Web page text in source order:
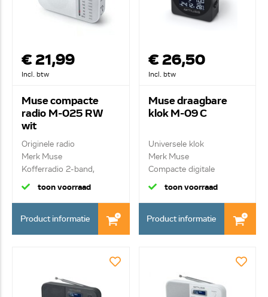
€ 21,99
Incl. btw
Muse compacte
radio M-025 RW
wit
Originele radio
Merk Muse
Kofferradio 2-band,
toon voorraad
Product informatie
€ 26,50
Incl. btw
Muse draagbare
klok M-09 C
Universele klok
Merk Muse
Compacte digitale
draagbare klok...
toon voorraad
Product informatie